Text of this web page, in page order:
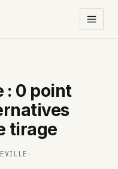
: 0 point
tirage
·